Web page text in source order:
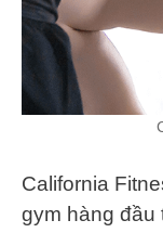
California
gym hàng đầu